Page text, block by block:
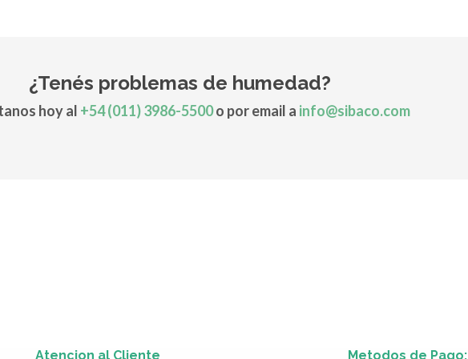
¿Tenés problemas de humedad?
hoy al +54 (011) 3986-5500o por email a info@sibaco.com
Atencion al Cliente Metodos de Pago: